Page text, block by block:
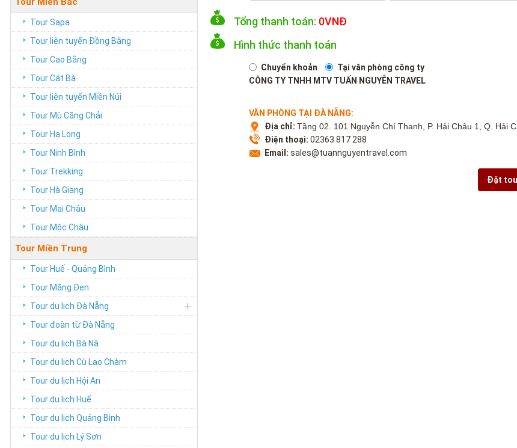
Tour Sapa
Tour liên tuyến Đồng Bằng
Tour Cao Bằng
Tour Cát Bà
Tour liên tuyến Miền Núi
Tour Mù Căng Chải
Tour Hạ Long
Tour Ninh Bình
Tour Trekking
Tour Hà Giang
Tour Mai Châu
Tour Mộc Châu
Tour Miền Trung
Tour Huế - Quảng Bình
Tour Măng Đen
Tour du lịch Đà Nẵng
+
Tour đoàn từ Đà Nẵng
Tour du lịch Bà Nà
Tour du lịch Cù Lao Chàm
Tour du lịch Hội An
Tour du lịch Huế
Tour du lịch Quảng Bình
Tour du lịch Lý Sơn
Tổng thanh toán: 0VNĐ
Hình thức thanh toán
Chuyển khoản
Tại văn phòng công ty
CÔNG TY TNHH MTV TUẤN NGUYỄN TRAVEL
VĂN PHÒNG TẠI ĐÀ NẴNG:
Địa chỉ:Tầng 02. 101 Nguyễn Chí Thanh, P. Hải Châu 1, Q. Hải
Điện thoại: 02363 817 288
Email: sales@tuannguyentravel.com
Đặt